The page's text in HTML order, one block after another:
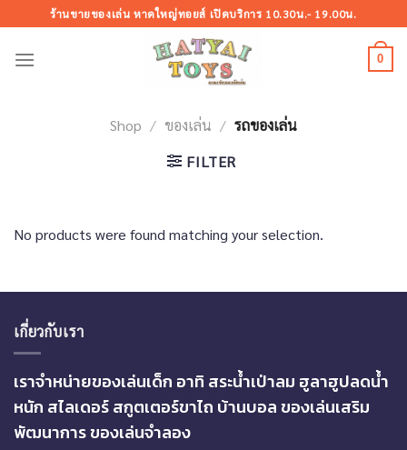
to
content
ร้านขายของเล่น หาดใหญ่ทอยส์ เปิดบริการ 10.30น.- 19.00น.
0
Shop / ของเล่น / รถของเล่น
FILTER
No products were found matching your selection.
เกี่ยวกับเรา
เราจำหน่ายของเล่นเด็ก อาทิ สระน้ำเป่าลม ฮูลาฮูปลดน้ำ
หนัก สไลเดอร์ สกูตเตอร์ขาไถ บ้านบอล ของเล่นเสริม
พัฒนาการ ของเล่นจำลอง